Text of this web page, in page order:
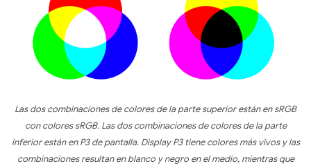
Las dos combinaciones de colores de la parte superior están en sRGB
con colores sRGB. Las dos combinaciones de colores de la parte
inferior están en P3 de pantalla. Display P3 tiene colores más vivos y las
combinaciones resultan en blanco y negro en el medio, mientras que